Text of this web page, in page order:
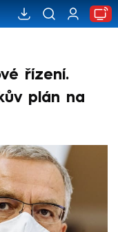
řízení.
plán na